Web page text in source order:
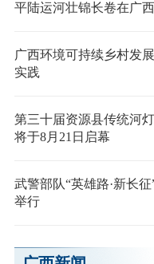
平陆运河壮锦长卷在广
广西环境可持续乡村发
实践
第三十届资源县传统河
将于8月21日启幕
武警部队“英雄路·新长
举行